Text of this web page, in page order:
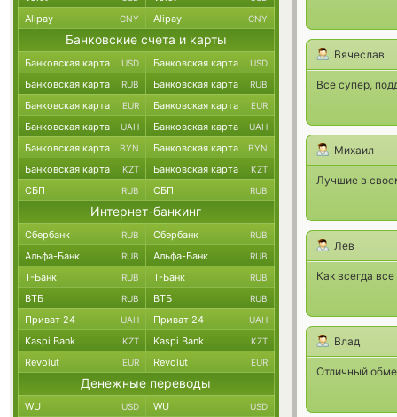
Вячеслав
Все супер,
Михаил
Лучшие в
Лев
Как всегда
Влад
Отличный
Alipay CNY Alipay CNY
Банковские счета и карты
Банковская карта USD Банковская карта USD
Банковская карта RUB Банковская карта RUB
Банковская карта EUR Банковская карта EUR
Банковская карта UAH Банковская карта UAH
Банковская карта BYN Банковская карта BYN
Банковская карта KZT Банковская карта KZT
СБП RUB СБП RUB
Интернет-банкинг
Сбербанк RUB Сбербанк RUB
Альфа-Банк RUB Альфа-Банк RUB
Т-Банк RUB Т-Банк RUB
ВТБ RUB ВТБ RUB
Приват 24 UAH Приват 24 UAH
Kaspi Bank KZT Kaspi Bank KZT
Revolut EUR Revolut EUR
Денежные переводы
WU USD WU USD